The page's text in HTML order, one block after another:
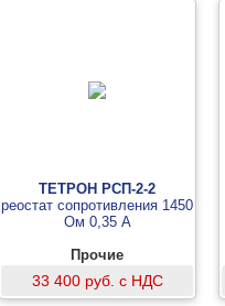
ТЕТРОН РСП-2-2
реостат сопротивления 1450
Ом 0,35 А
Прочие
33 400 руб. с НДС